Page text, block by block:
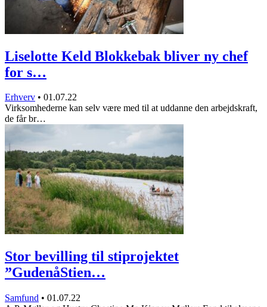
Liselotte Keld Blokkebak bliver ny chef
for s…
Erhverv • 01.07.22
Virksomhederne kan selv være med til at uddanne den arbejdskraft,
de får br…
Stor bevilling til stiprojektet
”GudenåStien…
Samfund • 01.07.22